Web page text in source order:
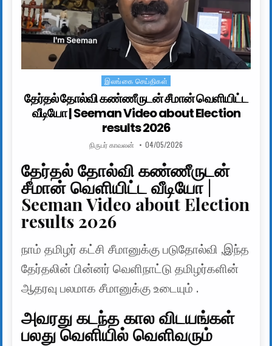
Posted in
இலங்கை செய்திகள்
தேர்தல் தோல்வி கண்ணீருடன் சீமான் வெளியிட்ட
வீடியோ | Seeman Video about Election
results 2026
AUTHOR:
நிருபர் காவலன் PUBLISHED DATE:
04/05/2026
தேர்தல் தோல்வி கண்ணீருடன்
சீமான் வெளியிட்ட வீடியோ |
Seeman Video about Election
results 2026
நாம் தமிழர் கட்சி சீமானுக்கு படுதோல்வி ,இந்த
தேர்தலின் பின்னர் வெளிநாட்டு தமிழர்களின்
ஆதரவு பலமாக சீமானுக்கு உடையும் .
அவரது கடந்த கால விடயங்கள்
பலது வெளியில் வெளிவரும்